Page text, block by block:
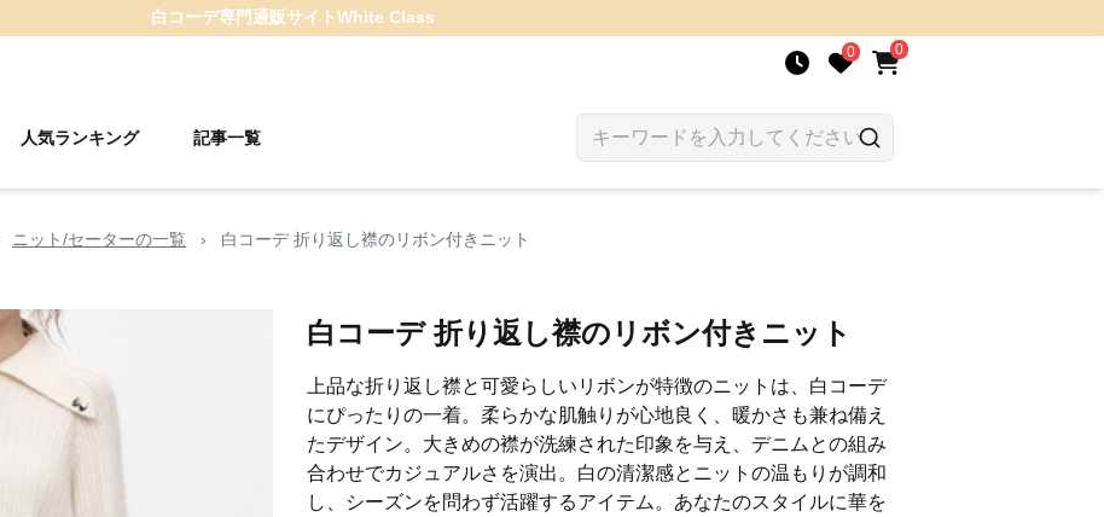
白コーデ専門通販サイトWhite Class
0 0
人気ランキング 記事一覧
ニット/セーターの一覧 › 白コーデ 折り返し襟のリボン付きニット
白コーデ 折り返し襟のリボン付きニット
上品な折り返し襟と可愛らしいリボンが特徴のニットは、白コーデ
にぴったりの一着。柔らかな肌触りが心地良く、暖かさも兼ね備え
たデザイン。大きめの襟が洗練された印象を与え、デニムとの組み
合わせでカジュアルさを演出。白の清潔感とニットの温もりが調和
し、シーズンを問わず活躍するアイテム。あなたのスタイルに華を